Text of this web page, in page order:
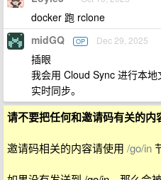
docker 跑 rclone
midGQ OP Dec 29, 2025
插眼
我会用 Cloud Sync 进行本
实时同步。
请不要把任何和邀请码有关的内
邀请码相关的内容请使用 /go/in